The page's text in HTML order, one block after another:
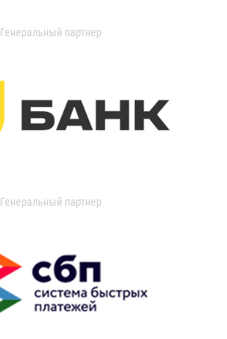
Генеральный партнер
Генеральный партнер